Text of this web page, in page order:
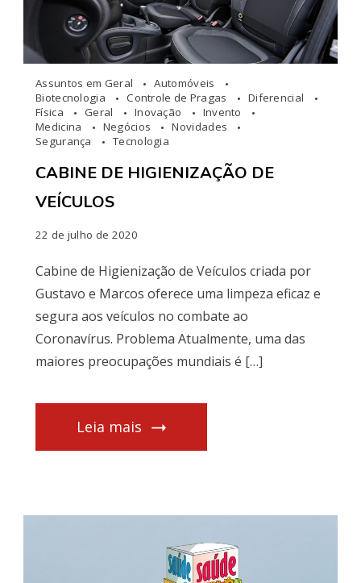
Assuntos em Geral
Automóveis
Biotecnologia
Controle de Pragas
Diferencial
Física
Geral Inovação
Invento
Medicina
Negócios
Novidades
Segurança
Tecnologia
CABINE DE HIGIENIZAÇÃO DE
VEÍCULOS
22 de julho de 2020
Cabine de Higienização de Veículos criada por
Gustavo e Marcos oferece uma limpeza eficaz e
segura aos veículos no combate ao
Coronavírus. Problema Atualmente, uma das
maiores preocupações mundiais é […]
Leia mais